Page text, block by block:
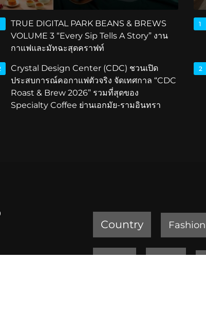
TRUE DIGITAL PARK BEANS & BREWS
VOLUME 3 “Every Sip Tells A Story” งาน
กาแฟและมัทฉะสุดคราฟท์
Crystal Design Center (CDC) ชวนเปิด
ประสบการณ์คอกาแฟตัวจริง จัดเทศกาล “CDC
Roast & Brew 2026” รวมที่สุดของ
Specialty Coffee ย่านเอกมัย-รามอินทรา
1
2
Country Fashion